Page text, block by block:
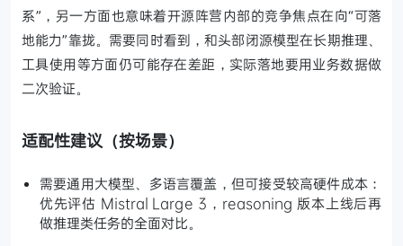
系”，另一方面也意味着开源阵营内部的竞争焦点在向“可落
地能力”靠拢。需要同时看到，和头部闭源模型在长期推理、
工具使用等方面仍可能存在差距，实际落地要用业务数据做
二次验证。
适配性建议（按场景）
需要通用大模型、多语言覆盖，但可接受较高硬件成本：
优先评估 Mistral Large 3，reasoning 版本上线后再
做推理类任务的全面对比。